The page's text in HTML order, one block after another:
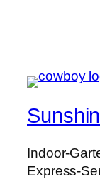
Indoor-
Express-